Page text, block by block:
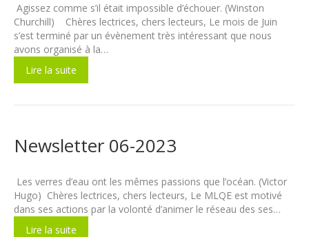
Agissez comme s’il était impossible d’échouer. (Winston
Churchill) Chères lectrices, chers lecteurs, Le mois de Juin
s’est terminé par un évènement très intéressant que nous
avons organisé à la…
Lire la suite
Newsletter 06-2023
Les verres d’eau ont les mêmes passions que l’océan. (Victor
Hugo) Chères lectrices, chers lecteurs, Le MLQE est motivé
dans ses actions par la volonté d’animer le réseau des ses…
Lire la suite